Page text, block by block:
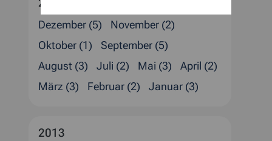
2014
Dezember (5)
November (2)
Oktober (1)
September (5)
August (3)
Juli (2) Mai (3)
April (2)
März (3)
Februar (2) Januar (3)
2013